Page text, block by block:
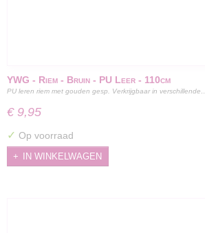
YWG - Riem - Bruin - PU Leer - 110cm
PU leren riem met gouden gesp. Verkrijgbaar in verschillende…
€ 9,95
✓ Op voorraad
IN WINKELWAGEN